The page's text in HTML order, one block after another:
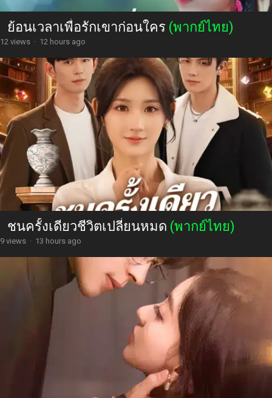
ย้อนเวลาเพื่อรักเขาก่อนใคร (พากย์ไทย)
12 views · 12 hours ago
ชนครั้งเดียวชีวิตเปลี่ยนหมด (พากย์ไทย)
9 views · 13 hours ago